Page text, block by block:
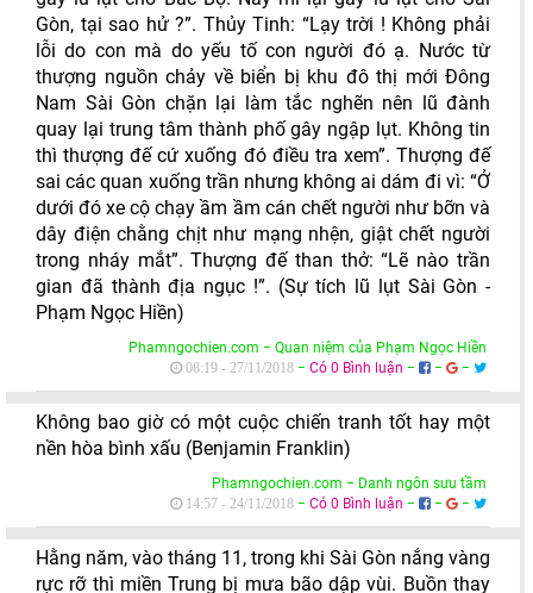
Gòn, tại sao hử ?”. Thủy Tinh: “Lạy trời ! Không phải
lỗi do con mà do yếu tố con người đó ạ. Nước từ
thượng nguồn chảy về biển bị khu đô thị mới Đông
Nam Sài Gòn chặn lại làm tắc nghẽn nên lũ đành
quay lại trung tâm thành phố gây ngập lụt. Không tin
thì thượng đế cứ xuống đó điều tra xem”. Thượng đế
sai các quan xuống trần nhưng không ai dám đi vì: “Ở
dưới đó xe cộ chạy ầm ầm cán chết người như bỡn và
dây điện chằng chịt như mạng nhện, giật chết người
trong nháy mắt”. Thượng đế than thở: “Lẽ nào trần
gian đã thành địa ngục !”. (Sự tích lũ lụt Sài Gòn -
Phạm Ngọc Hiền)
Phamngochien.com − Quan niệm của Phạm Ngọc Hiền
08:19 - 27/11/2018 − Có 0 Bình luận − − −
Không bao giờ có một cuộc chiến tranh tốt hay một
nền hòa bình xấu (Benjamin Franklin)
Phamngochien.com − Danh ngôn sưu tầm
14:57 - 24/11/2018 − Có 0 Bình luận − − −
Hằng năm, vào tháng 11, trong khi Sài Gòn nắng vàng
rực rỡ thì miền Trung bị mưa bão dập vùi. Buồn thay